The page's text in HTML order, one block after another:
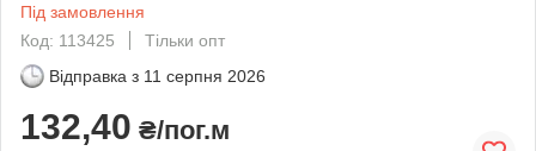
Під замовлення
Код: 113425
Тільки опт
Відправка з 11 серпня 2026
132,40 ₴/пог.м